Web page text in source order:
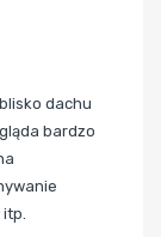
dachu
bardzo
itp.